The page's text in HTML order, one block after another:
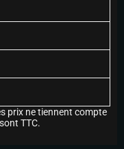
prix ne tiennent compte
TTC.